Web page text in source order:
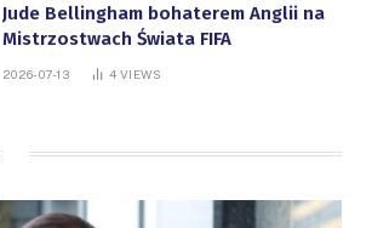
Jude Bellingham bohaterem Anglii na
Mistrzostwach Świata FIFA
2026-07-13 4 VIEWS